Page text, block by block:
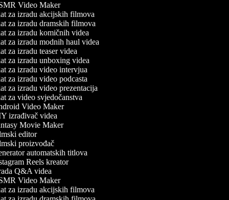
Video Maker
za izradu akcijskih filmova
za izradu dramskih filmova
za izradu komičnih videa
za izradu modnih haul videa
za izradu teaser videa
za izradu unboxing videa
za izradu video intervjua
za izradu video podcasta
za izradu video prezentacija
za video svjedočanstva
Video Maker
izrađivač videa
Movie Maker
editor
proizvođač
automatskih titlova
Reels kreator
Q&A videa
Video Maker
za izradu akcijskih filmova